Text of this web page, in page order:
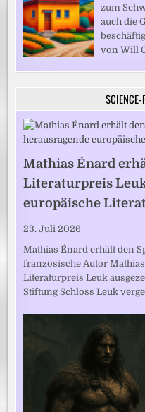
zum
auch die
von Will
SCIENCE-
Mathias Énard
Literaturpreis
europäische
23. Juli 2026
Mathias Énard erhält den
französische Autor
Literaturpreis Leuk
Stiftung Schloss Leuk